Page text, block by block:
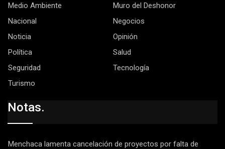
Medio Ambiente
Muro del Deshonor
Nacional
Negocios
Noticia
Opinión
Política
Salud
Seguridad
Tecnología
Turismo
Notas.
Menchaca lamenta cancelación de proyectos por falta de